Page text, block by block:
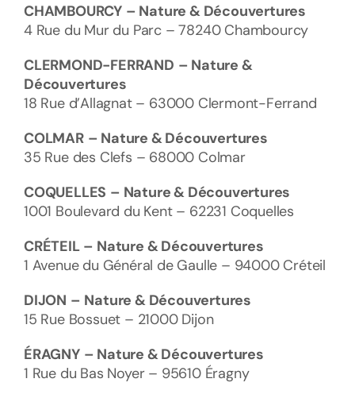
CHAMBOURCY – Nature & Découvertures
4 Rue du Mur du Parc – 78240 Chambourcy
CLERMOND-FERRAND – Nature &
Découvertures
18 Rue d’Allagnat – 63000 Clermont-Ferrand
COLMAR – Nature & Découvertures
35 Rue des Clefs – 68000 Colmar
COQUELLES – Nature & Découvertures
1001 Boulevard du Kent – 62231 Coquelles
CRÉTEIL – Nature & Découvertures
1 Avenue du Général de Gaulle – 94000 Créteil
DIJON – Nature & Découvertures
15 Rue Bossuet – 21000 Dijon
ÉRAGNY – Nature & Découvertures
1 Rue du Bas Noyer – 95610 Éragny